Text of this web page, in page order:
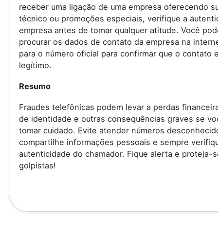
receber uma ligação de uma empresa oferecendo
técnico ou promoções especiais, verifique a
empresa antes de tomar qualquer atitude. Você
procurar os dados de contato da empresa na
para o número oficial para confirmar que o contato
legítimo.
Resumo
Fraudes telefônicas podem levar a perdas
de identidade e outras consequências graves se
tomar cuidado. Evite atender números
compartilhe informações pessoais e sempre
autenticidade do chamador. Fique alerta e proteja-
golpistas!